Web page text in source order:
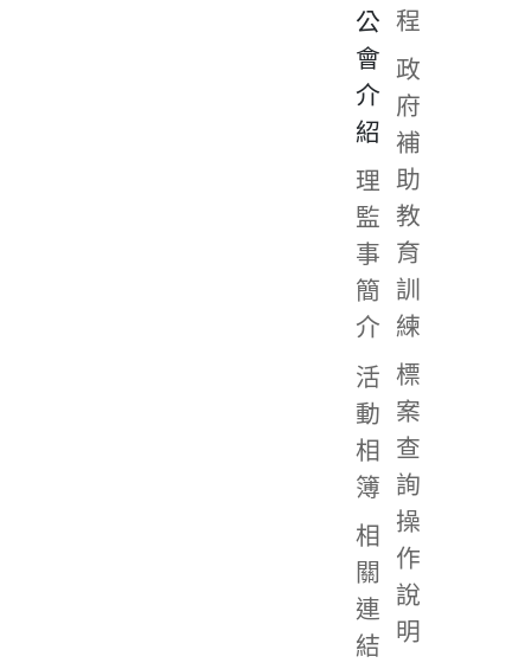
公
會
介
紹
理
監
事
簡
介
活
動
相
簿
相
關
連
結
程
政
府
補
助
教
育
訓
練
標
案
查
詢
操
作
說
明